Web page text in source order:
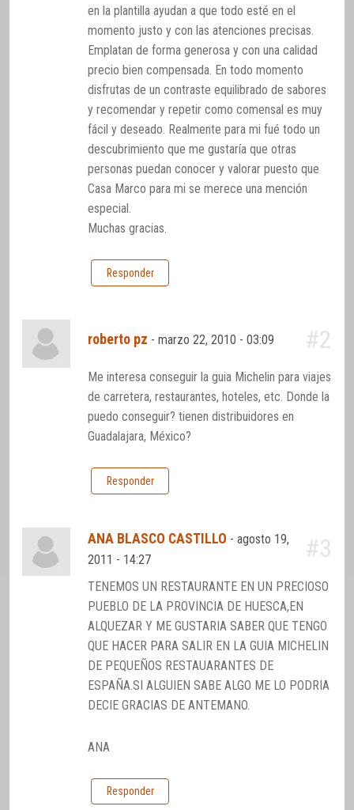
en la plantilla ayudan a que todo esté en el
momento justo y con las atenciones precisas.
Emplatan de forma generosa y con una calidad
precio bien compensada. En todo momento
disfrutas de un contraste equilibrado de sabores
y recomendar y repetir como comensal es muy
fácil y deseado. Realmente para mi fué todo un
descubrimiento que me gustaría que otras
personas puedan conocer y valorar puesto que
Casa Marco para mi se merece una mención
especial.
Muchas gracias.
Responder
roberto pz -marzo 22, 2010 - 03:09 #2
Me interesa conseguir la guia Michelin para viajes
de carretera, restaurantes, hoteles, etc. Donde la
puedo conseguir? tienen distribuidores en
Guadalajara, México?
Responder
ANA BLASCO CASTILLO -agosto 19,
2011 - 14:27
#3
TENEMOS UN RESTAURANTE EN UN PRECIOSO
PUEBLO DE LA PROVINCIA DE HUESCA,EN
ALQUEZAR Y ME GUSTARIA SABER QUE TENGO
QUE HACER PARA SALIR EN LA GUIA MICHELIN
DE PEQUEÑOS RESTAUARANTES DE
ESPAÑA.SI ALGUIEN SABE ALGO ME LO PODRIA
DECIE GRACIAS DE ANTEMANO.
ANA
Responder